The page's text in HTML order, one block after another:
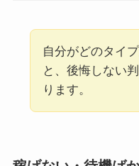
自分がどのタイ
と、後悔しない
ります。